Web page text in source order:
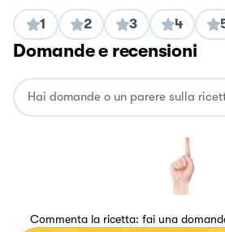
1 2 3 4
Domande e recensioni
Commenta la ricetta: fai una